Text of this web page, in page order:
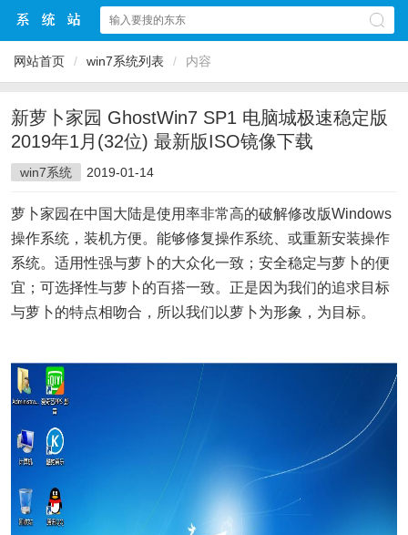
网站首页 / win7系统列表 / 内容
新萝卜家园 GhostWin7 SP1 电脑城极速稳定版
2019年1月(32位) 最新版ISO镜像下载
win7系统 2019-01-14
萝卜家园在中国大陆是使用率非常高的破解修改版Windows
操作系统，装机方便。能够修复操作系统、或重新安装操作
系统。适用性强与萝卜的大众化一致；安全稳定与萝卜的便
宜；可选择性与萝卜的百搭一致。正是因为我们的追求目标
与萝卜的特点相吻合，所以我们以萝卜为形象，为目标。